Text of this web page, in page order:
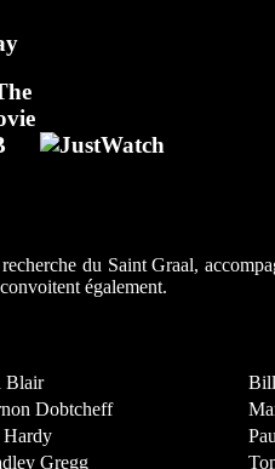
du Saint Graal,
également.
Blair
Dobtcheff
Hardy
Gregg